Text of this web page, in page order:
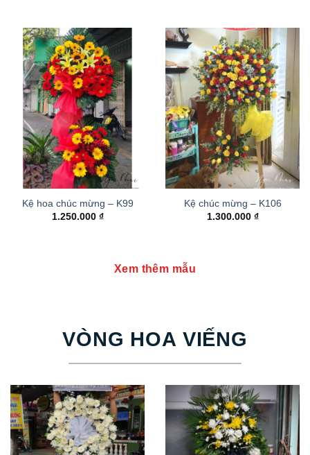
Kệ hoa chúc mừng – K99
1.250.000 ₫
Kệ chúc mừng – K106
1.300.000 ₫
Xem thêm mẫu
VÒNG HOA VIẾNG